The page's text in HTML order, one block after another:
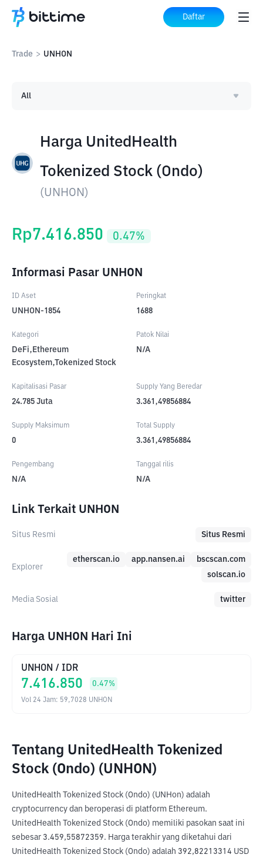
Daftar
Trade > UNHON
Harga UnitedHealth
Tokenized Stock (Ondo)
(UNHON )
All
Rp7.416.850 0.47%
Informasi Pasar UNHON
ID Aset
UNHON-1854
Peringkat
1688
Kategori
DeFi,Ethereum
Ecosystem,Tokenized Stock
Patok Nilai
N/A
Kapitalisasi Pasar
24.785 Juta
Supply Yang Beredar
3.361,49856884
Supply Maksimum
0
Total Supply
3.361,49856884
Pengembang
N/A
Tanggal rilis
N/A
Link Terkait UNHON
Situs Resmi Situs Resmi
Explorer
etherscan.io app.nansen.ai
bscscan.com
solscan.io
Media Sosial twitter
Harga UNHON Hari Ini
UNHON / IDR
7.416.850 0.47%
Vol 24 Jam: 59,7028 UNHON
Tentang UnitedHealth Tokenized
Stock (Ondo) (UNHON)
UnitedHealth Tokenized Stock (Ondo) (UNHon) adalah
cryptocurrency dan beroperasi di platform Ethereum.
UnitedHealth Tokenized Stock (Ondo) memiliki pasokan saat ini
sebesar 3.459,55872359. Harga terakhir yang diketahui dari
UnitedHealth Tokenized Stock (Ondo) adalah 392,82213314 USD